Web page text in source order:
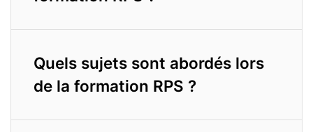
Quels sujets sont abordés lors
de la formation RPS ?